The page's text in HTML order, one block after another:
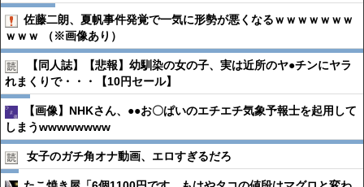
佐藤二朗、夏帆事件発覚で一気に形勢が悪くなるｗｗｗｗｗｗｗ
ｗｗｗ （※画像あり）
【同人誌】【悲報】幼馴染の女の子、実は近所のヤ●︎チンにヤラ
れまくりで・・・【10円セール】
【画像】NHKさん、●●お〇ぱいのエチエチ気象予報士を起用して
しまうwwwwwwww
女子のガチ角オナ動画、エロすぎるだろ